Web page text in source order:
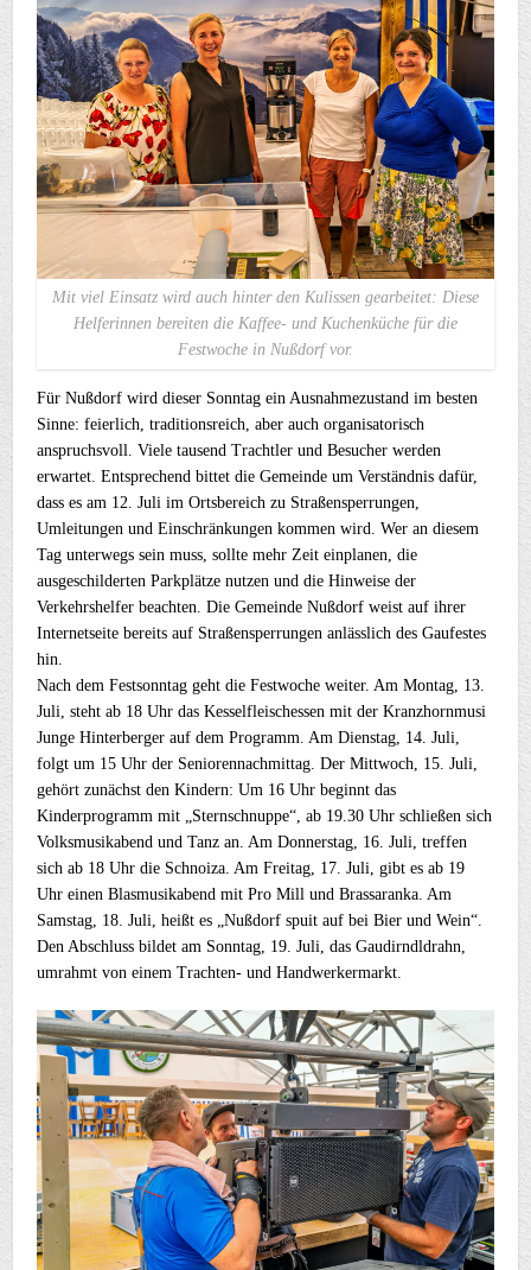
Mit viel Einsatz wird auch hinter den Kulissen gearbeitet: Diese
Helferinnen bereiten die Kaffee- und Kuchenküche für die
Festwoche in Nußdorf vor.
Für Nußdorf wird dieser Sonntag ein Ausnahmezustand im besten
Sinne: feierlich, traditionsreich, aber auch organisatorisch
anspruchsvoll. Viele tausend Trachtler und Besucher werden
erwartet. Entsprechend bittet die Gemeinde um Verständnis dafür,
dass es am 12. Juli im Ortsbereich zu Straßensperrungen,
Umleitungen und Einschränkungen kommen wird. Wer an diesem
Tag unterwegs sein muss, sollte mehr Zeit einplanen, die
ausgeschilderten Parkplätze nutzen und die Hinweise der
Verkehrshelfer beachten. Die Gemeinde Nußdorf weist auf ihrer
Internetseite bereits auf Straßensperrungen anlässlich des Gaufestes
hin.
Nach dem Festsonntag geht die Festwoche weiter. Am Montag, 13.
Juli, steht ab 18 Uhr das Kesselfleischessen mit der Kranzhornmusi
Junge Hinterberger auf dem Programm. Am Dienstag, 14. Juli,
folgt um 15 Uhr der Seniorennachmittag. Der Mittwoch, 15. Juli,
gehört zunächst den Kindern: Um 16 Uhr beginnt das
Kinderprogramm mit „Sternschnuppe“, ab 19.30 Uhr schließen sich
Volksmusikabend und Tanz an. Am Donnerstag, 16. Juli, treffen
sich ab 18 Uhr die Schnoiza. Am Freitag, 17. Juli, gibt es ab 19
Uhr einen Blasmusikabend mit Pro Mill und Brassaranka. Am
Samstag, 18. Juli, heißt es „Nußdorf spuit auf bei Bier und Wein“.
Den Abschluss bildet am Sonntag, 19. Juli, das Gaudirndldrahn,
umrahmt von einem Trachten- und Handwerkermarkt.